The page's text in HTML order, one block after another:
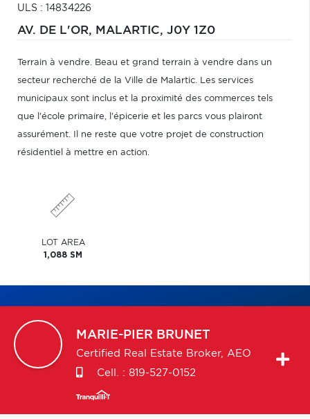
ULS : 14834226
AV. DE L'OR, MALARTIC, J0Y 1Z0
Terrain à vendre. Beau et grand terrain à vendre dans un
secteur recherché de la Ville de Malartic. Les services
municipaux sont inclus et la proximité des commerces tels
que l'école primaire, l'épicerie et les parcs vous plairont
assurément. Il ne reste que votre projet de construction
résidentiel à mettre en action.
LOT AREA
1,088 SM
MARIE-PIER BRUNET
Certified Real Estate Broker, AEO
Cell. : 819-527-0152